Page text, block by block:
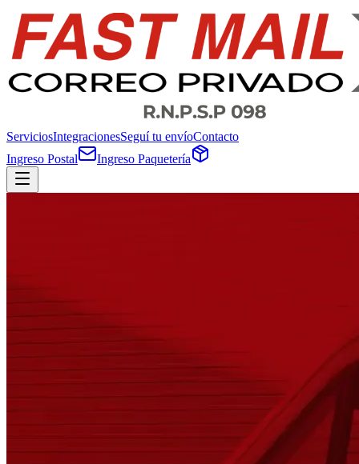
ServiciosIntegracionesSeguí tu envíoContacto
Ingreso Postal
Ingreso Paquetería